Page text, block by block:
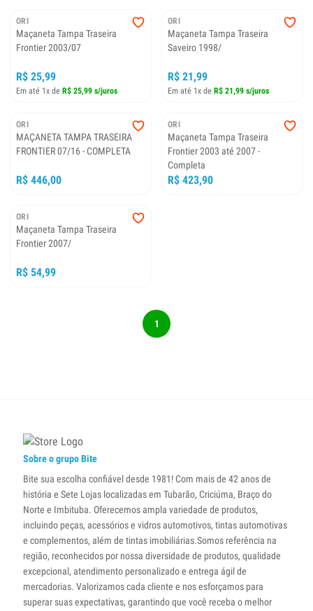
ORI
Maçaneta Tampa Traseira
Frontier 2003/07
R$ 25,99
Em até 1x de R$ 25,99 s/juros
ORI
Maçaneta Tampa Traseira
Saveiro 1998/
R$ 21,99
Em até 1x de R$ 21,99 s/juros
ORI
MAÇANETA TAMPA TRASEIRA
FRONTIER 07/16 - COMPLETA
R$ 446,00
ORI
Maçaneta Tampa Traseira
Frontier 2003 até 2007 -
Completa
R$ 423,90
ORI
Maçaneta Tampa Traseira
Frontier 2007/
R$ 54,99
1
Sobre o grupo Bite
Bite sua escolha confiável desde 1981! Com mais de 42 anos de
história e Sete Lojas localizadas em Tubarão, Criciúma, Braço do
Norte e Imbituba. Oferecemos ampla variedade de produtos,
incluindo peças, acessórios e vidros automotivos, tintas automotivas
e complementos, além de tintas imobiliárias.Somos referência na
região, reconhecidos por nossa diversidade de produtos, qualidade
excepcional, atendimento personalizado e entrega ágil de
mercadorias. Valorizamos cada cliente e nos esforçamos para
superar suas expectativas, garantindo que você receba o melhor